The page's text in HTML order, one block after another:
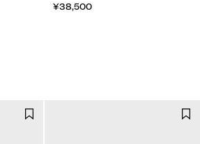
¥38,500